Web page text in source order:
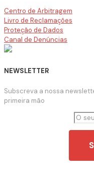
Centro de Arbitragem
Livro de Reclamações
Proteção de Dados
Canal de Denúncias
NEWSLETTER
Subscreva a nossa
primeira mão